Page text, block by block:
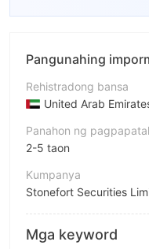
Pangunahing
Rehistradong bansa
United Arab
Panahon ng
2-5 taon
Kumpanya
Stonefort Securities
Pagwawasto
stonefort
Mga keyword